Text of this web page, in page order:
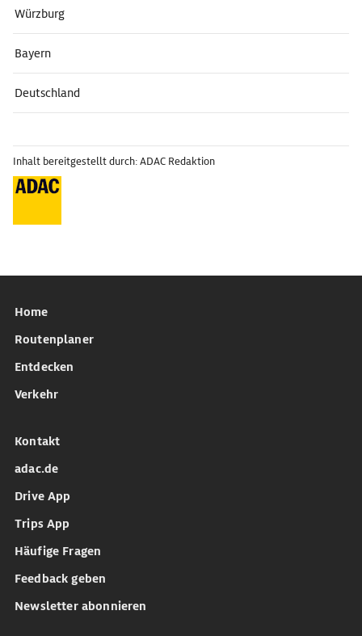
Würzburg
Bayern
Deutschland
Inhalt bereitgestellt durch: ADAC Redaktion
Home
Routenplaner
Entdecken
Verkehr
Kontakt
adac.de
Drive App
Trips App
Häufige Fragen
Feedback geben
Newsletter abonnieren